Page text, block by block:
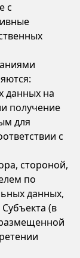
с
данных на
получение
для
с
стороной,
по
данных,
(в